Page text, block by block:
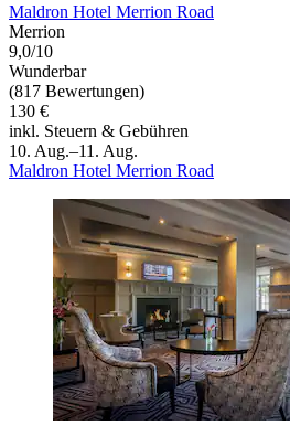
Maldron Hotel Merrion Road
Merrion
9,0/10
Wunderbar
(817 Bewertungen)
130 €
inkl. Steuern & Gebühren
10. Aug.–11. Aug.
Maldron Hotel Merrion Road